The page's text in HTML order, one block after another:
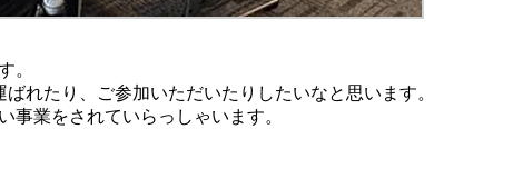
。
れたり、ご参加いただいたりしたいなと思います。
事業をされていらっしゃいます。